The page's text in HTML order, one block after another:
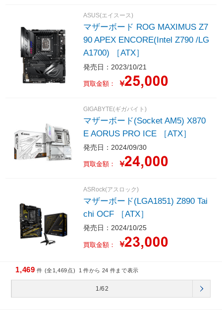
ASUS(エイスース)
マザーボード ROG MAXIMUS Z7
90 APEX ENCORE(Intel Z790 /LG
A1700) ［ATX］
発売日：2023/10/21
買取金額： ￥
GIGABYTE(ギガバイト)
マザーボード(Socket AM5) X870
E AORUS PRO ICE ［ATX］
発売日：2024/09/30
買取金額： ￥
ASRock(アスロック)
マザーボード(LGA1851) Z890 Tai
chi OCF ［ATX］
発売日：2024/10/25
買取金額： ￥
1,469 件 (全1,469点) 1 件から 24 件まで表示
1/62